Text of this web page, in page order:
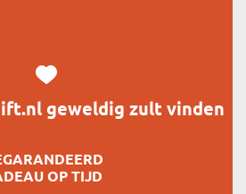
geweldig zult vinden
OP TIJD